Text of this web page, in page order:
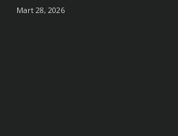
Mart 28, 2026